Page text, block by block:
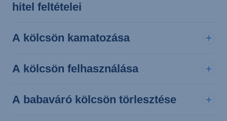
hitel feltételei
A kölcsön kamatozása
A kölcsön felhasználása
A babaváró kölcsön törlesztése